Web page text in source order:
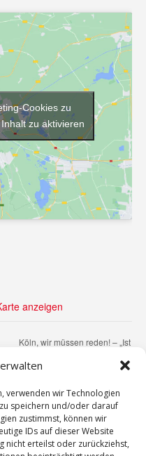
verwenden wir Technologien
speichern und/oder darauf
zustimmst, können wir
IDs auf dieser Website
nicht erteilst oder zurückziehst,
anzeigen
Cookies zu
zu aktivieren
Köln, wir müssen reden! – „Ist
Reiche?“